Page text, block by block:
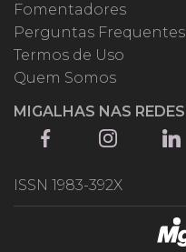
Fomentadores
Perguntas Frequentes
Termos de Uso
Quem Somos
MIGALHAS NAS REDES
ISSN 1983-392X